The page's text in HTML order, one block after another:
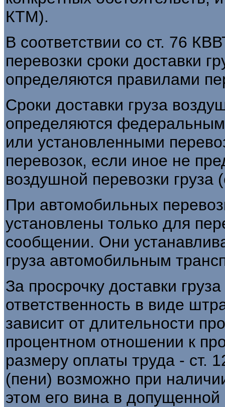
КТМ).
В соответствии со ст. 76
перевозки сроки доставки
определяются правилами
Сроки доставки груза
определяются
или установленными
перевозок, если иное не
воздушной перевозки груза
При автомобильных
установлены только для
сообщении. Они
груза автомобильным
За просрочку доставки
ответственность в виде
зависит от длительности
процентном отношении к
размеру оплаты труда - ст.
(пени) возможно при
этом его вина в допущенной